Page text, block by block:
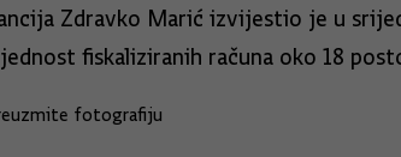
Zdravko Marić izvijestio je u
fiskaliziranih računa oko 18
fotografiju